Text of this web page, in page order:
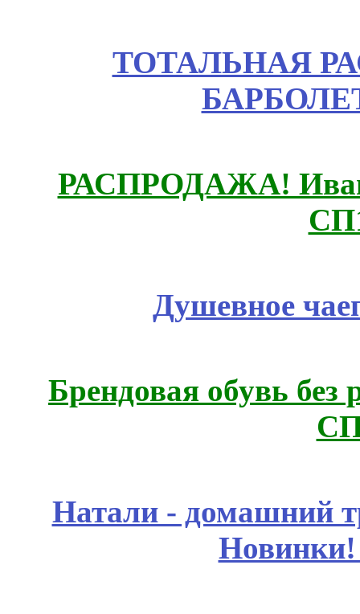
ТОТАЛЬНАЯ
РАСПРОДАЖА!
Душевное
Брендовая обувь без
Натали - домашний